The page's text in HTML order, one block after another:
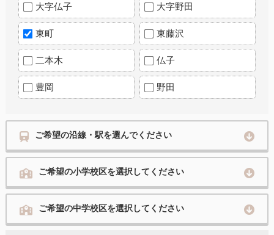
大字仏子 大字野田
東町 東藤沢
二本木 仏子
豊岡 野田
ご希望の沿線・駅を選んでください
ご希望の小学校区を選択してください
ご希望の中学校区を選択してください